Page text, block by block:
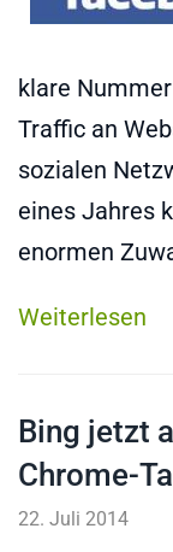
klare
Traffic an
sozialen
eines Jahres
enormen
Weiterlesen
Bing jetzt
Chrome-
22. Juli 2014